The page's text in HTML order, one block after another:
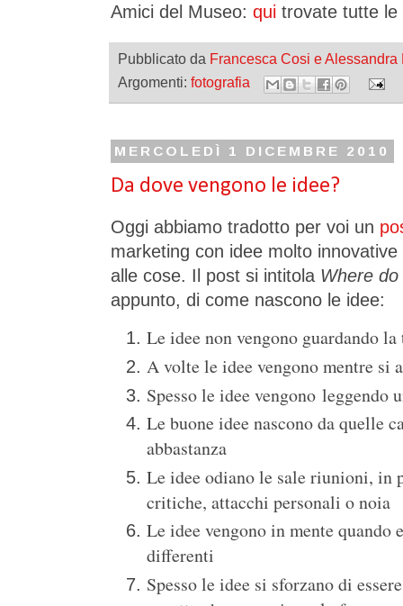
Amici del Museo: qui trovate tutte le
Pubblicato da Francesca Cosi e Alessandra
Argomenti: fotografia
MERCOLEDÌ 1 DICEMBRE 2010
Da dove vengono le idee?
Oggi abbiamo tradotto per voi un
marketing con idee molto
alle cose. Il post si intitola Where
appunto, di come nascono le idee:
Le idee non vengono guardando
A volte le idee vengono mentre si
Spesso le idee vengono leggendo
Le buone idee nascono da quelle
abbastanza
Le idee odiano le sale riunioni, in
critiche, attacchi personali o noia
Le idee vengono in mente
differenti
Spesso le idee si sforzano di